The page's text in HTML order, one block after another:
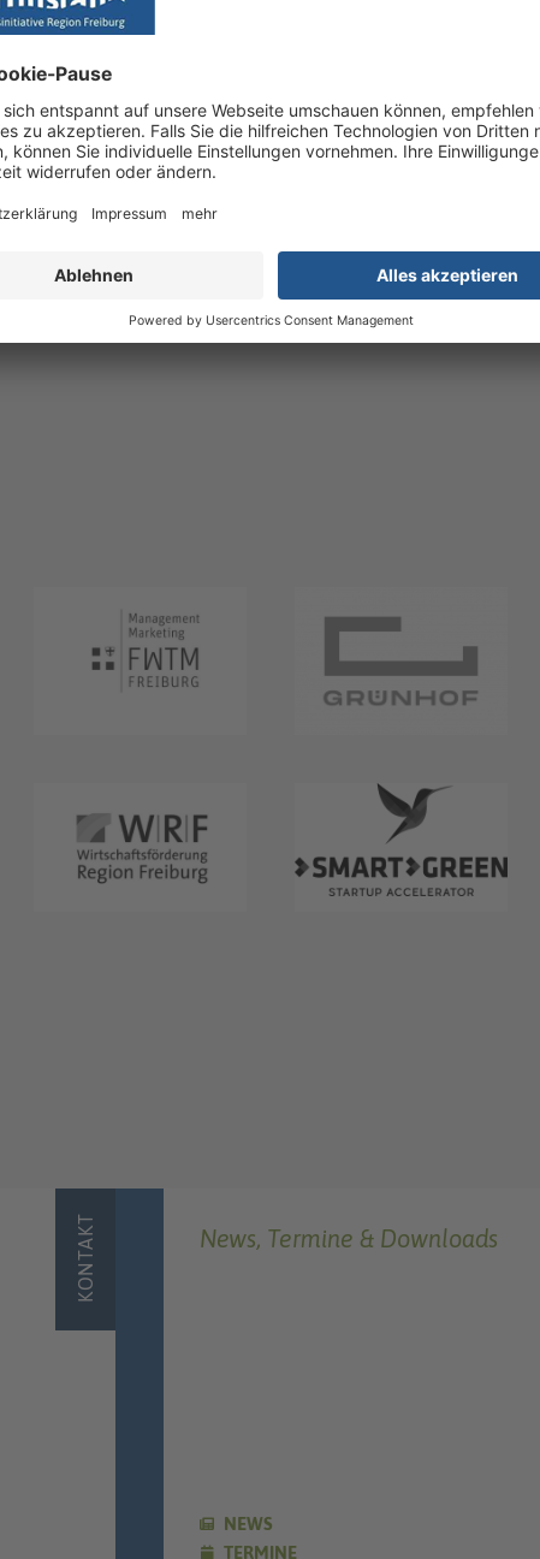
Alle, die sich für Gründer/innen und
im Monat im Startinsland #Monthly. Und
es war wieder viel los und einiges zu tun.
KONTAKT News, Termine & Downloads
NEWS
TERMINE